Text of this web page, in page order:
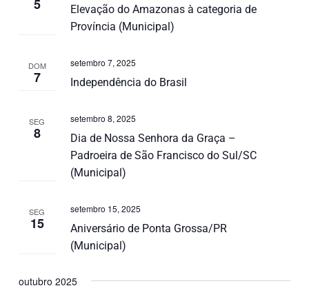
5
Elevação do Amazonas à categoria de
Província (Municipal)
DOM
7 Independência do Brasil
setembro 7, 2025
SEG
8
Dia de Nossa Senhora da Graça –
Padroeira de São Francisco do Sul/SC
(Municipal)
setembro 8, 2025
SEG
15
Aniversário de Ponta Grossa/PR
(Municipal)
setembro 15, 2025
outubro 2025